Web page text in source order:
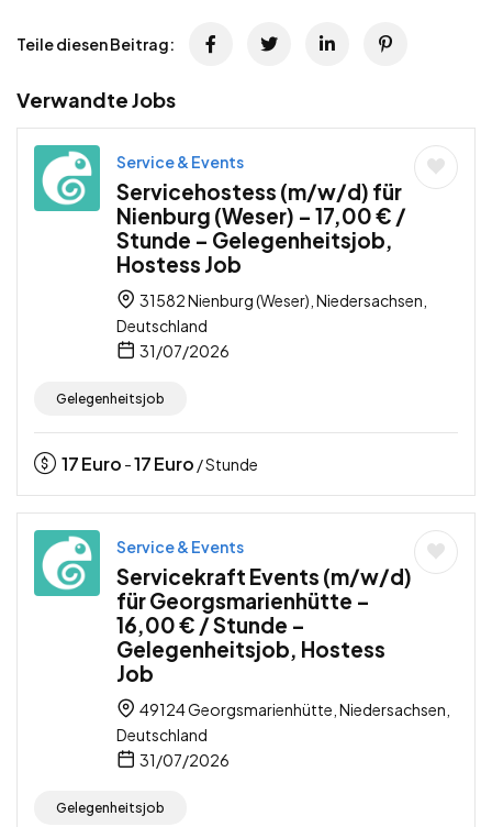
Teile diesen Beitrag:
Verwandte Jobs
Service & Events
Servicehostess (m/w/d) für
Nienburg (Weser) – 17,00 € /
Stunde – Gelegenheitsjob,
Hostess Job
31582 Nienburg (Weser), Niedersachsen,
Deutschland
31/07/2026
Gelegenheitsjob
17Euro -17Euro / Stunde
Service & Events
Servicekraft Events (m/w/d)
für Georgsmarienhütte –
16,00 € / Stunde –
Gelegenheitsjob, Hostess
Job
49124 Georgsmarienhütte, Niedersachsen,
Deutschland
31/07/2026
Gelegenheitsjob